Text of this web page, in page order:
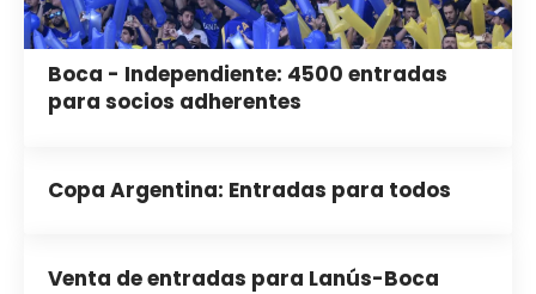
Boca - Independiente: 4500 entradas
para socios adherentes
Copa Argentina: Entradas para todos
Venta de entradas para Lanús-Boca